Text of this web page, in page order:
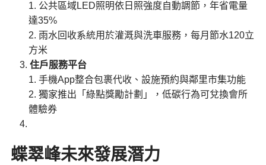
公共區域LED照明依日照強度自動調節，年省電量
達35%
雨水回收系統用於灌溉與洗車服務，每月節水120立
方米
住戶服務平台
手機App整合包裹代收、設施預約與鄰里市集功能
獨家推出「綠點獎勵計劃」，低碳行為可兌換會所
體驗券
蝶翠峰未來發展潛力